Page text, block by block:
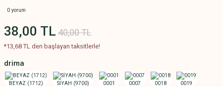
0 yorum
38,00 TL 40,00 TL
*13,68 TL den başlayan taksitlerle!
drima